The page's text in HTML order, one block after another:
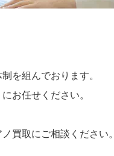
を組んでおります。
お任せください。
買取にご相談ください。